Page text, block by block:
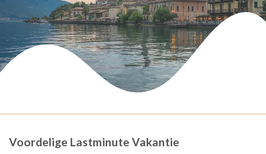
Voordelige Lastminute Vakantie